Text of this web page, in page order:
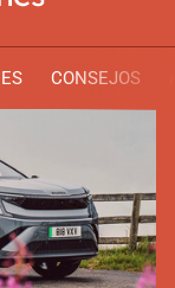
CONSEJOS